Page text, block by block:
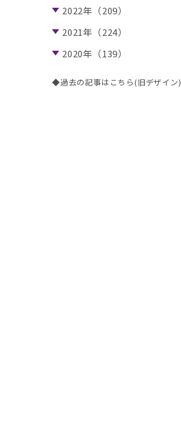
2022年（209）
2021年（224）
2020年（139）
◆過去の記事はこちら(旧デザイン)